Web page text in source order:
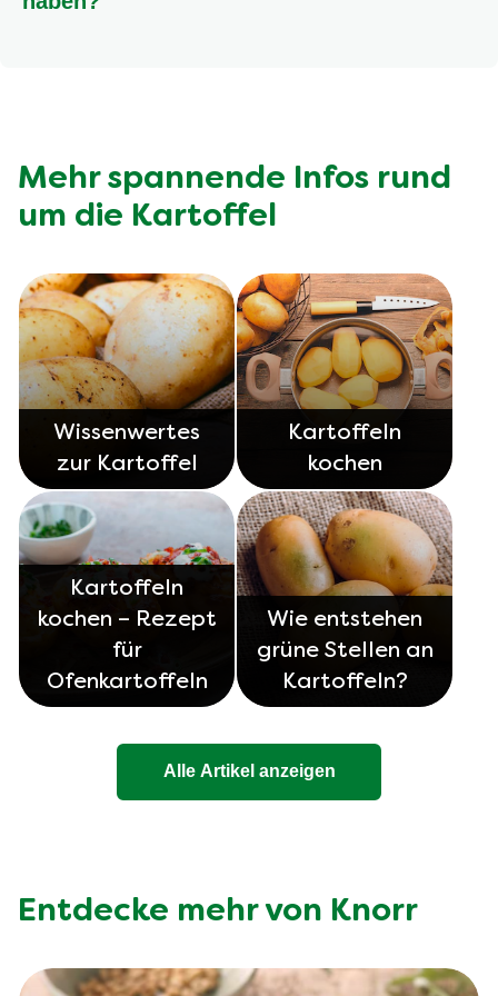
entsorgen.
Mehr spannende Infos rund
um die Kartoffel
Wissenwertes
zur Kartoffel
Kartoffeln
kochen
Kartoffeln
kochen – Rezept
für
Ofenkartoffeln
Wie entstehen
grüne Stellen an
Kartoffeln?
Alle Artikel anzeigen
Entdecke mehr von Knorr